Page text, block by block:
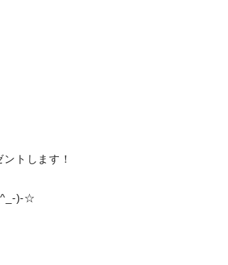
トします！
)-☆